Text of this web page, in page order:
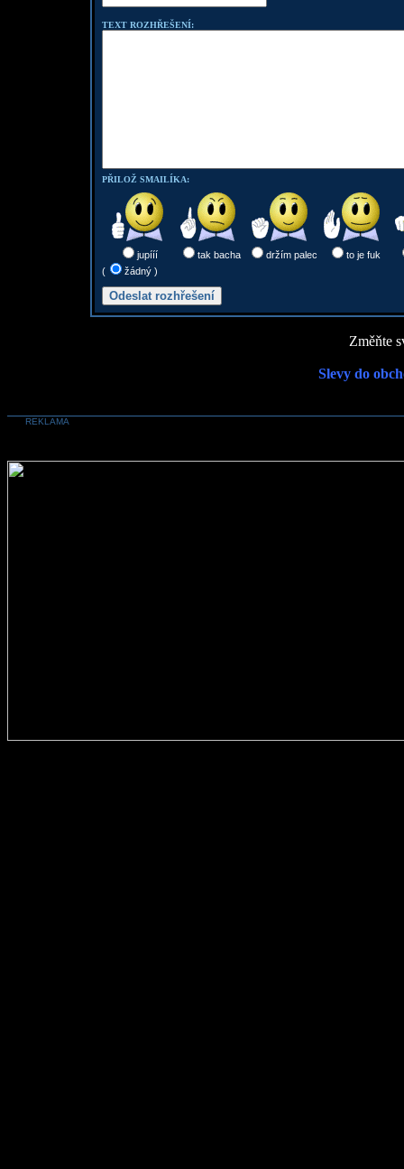
TEXT ROZHŘEŠENÍ:
PŘILOŽ SMAILÍKA:
jupííí tak bacha držím palec
to je fuk
(
žádný )
Změňte
Slevy do
REKLAMA